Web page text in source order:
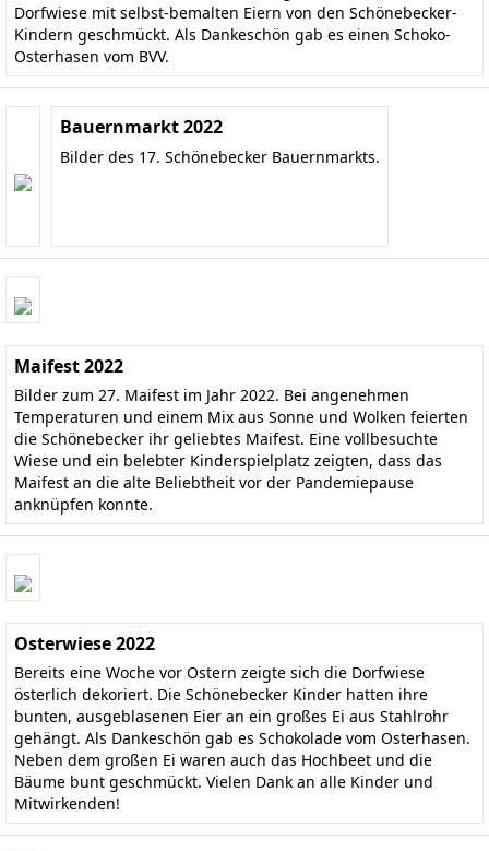
Dorfwiese mit selbst-bemalten Eiern von den Schönebecker-
Kindern geschmückt. Als Dankeschön gab es einen Schoko-
Osterhasen vom BVV.
Bauernmarkt 2022
Bilder des 17. Schönebecker Bauernmarkts.
Maifest 2022
Bilder zum 27. Maifest im Jahr 2022. Bei angenehmen
Temperaturen und einem Mix aus Sonne und Wolken feierten
die Schönebecker ihr geliebtes Maifest. Eine vollbesuchte
Wiese und ein belebter Kinderspielplatz zeigten, dass das
Maifest an die alte Beliebtheit vor der Pandemiepause
anknüpfen konnte.
Osterwiese 2022
Bereits eine Woche vor Ostern zeigte sich die Dorfwiese
österlich dekoriert. Die Schönebecker Kinder hatten ihre
bunten, ausgeblasenen Eier an ein großes Ei aus Stahlrohr
gehängt. Als Dankeschön gab es Schokolade vom Osterhasen.
Neben dem großen Ei waren auch das Hochbeet und die
Bäume bunt geschmückt. Vielen Dank an alle Kinder und
Mitwirkenden!